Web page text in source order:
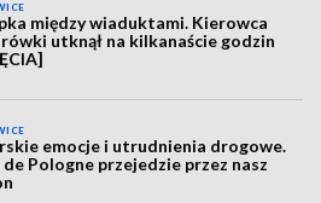
między wiaduktami. Kierowca
utknął na kilkanaście godzin
emocje i utrudnienia drogowe.
Pologne przejedzie przez nasz